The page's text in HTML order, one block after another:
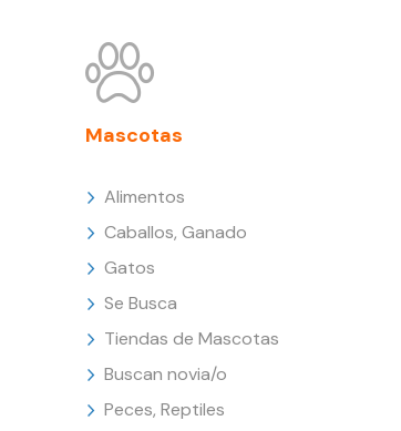
Mascotas
Alimentos
Caballos, Ganado
Gatos
Se Busca
Tiendas de Mascotas
Buscan novia/o
Peces, Reptiles